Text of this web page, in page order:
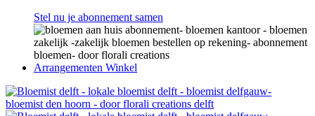
Stel nu je abonnement samen
Arrangementen Winkel